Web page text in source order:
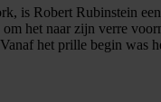
is Robert Rubinstein
het naar zijn verre
het prille begin was